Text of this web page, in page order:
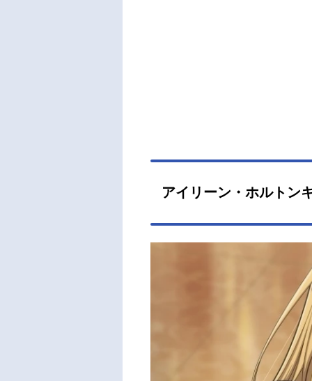
アイリーン・ホルトン